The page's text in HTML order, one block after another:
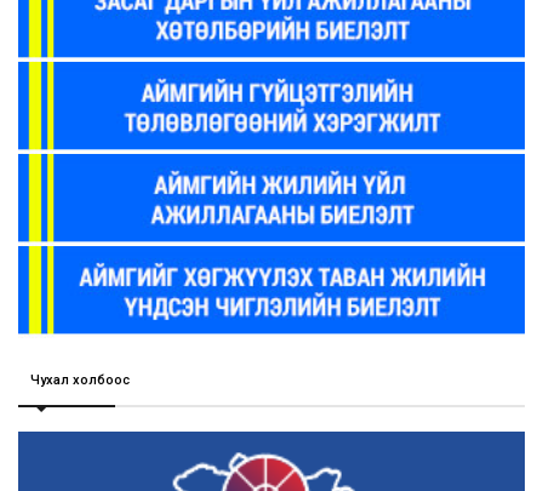
Чухал холбоос